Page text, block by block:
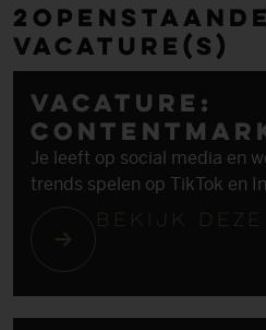
2 openstaande
vacature(s)
Vacature:
Je leeft op social media en
trends spelen op TikTok en
oog voor beeld en snapt hoe
visueel aantrekkelijk maakt.
te experimenteren met
gaat om een filter, een
Bekijk